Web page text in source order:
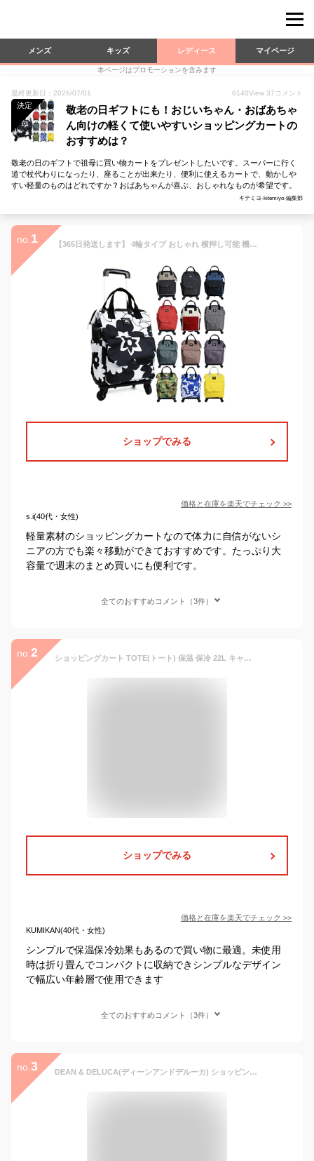
メンズ キッズ レディース マイページ
本ページはプロモーションを含みます
最終更新日：2026/07/01 6140View 37 コメント
決定
敬老の日ギフトにも！おじいちゃん・おばあちゃ
ん向けの軽くて使いやすいショッピングカートの
おすすめは？
敬老の日のギフトで祖母に買い物カートをプレゼントしたいです。スーパーに行く
道で杖代わりになったり、座ることが出来たり、便利に使えるカートで、動かしや
すい軽量のものはどれですか？おばあちゃんが喜ぶ、おしゃれなものが希望です。
キテミヨ-kitemiyo-編集部
no. 1 【365日発送します】 4輪タイプ おしゃれ 横押し可能 機内持ち込み 軽量 リュックキャリー バギング ショッピングキャリー ショッピングカート 2way 完成品 903
ショップでみる
価格と在庫を楽天でチェック >>
s.i(40代・女性)
軽量素材のショッピングカートなので体力に自信がないシ
ニアの方でも楽々移動ができておすすめです。たっぷり大
容量で週末のまとめ買いにも便利です。
全てのおすすめコメント（3件）
no. 2 ショッピングカート TOTE(トート) 保温 保冷 22L キャリーカート キャリーバッグ ショッピングバッグ 買い物カート 折りたたみ コンパクト 軽量 2WAY おしゃれ シンプル 無地 バイカラー 花柄 フラワー 母の日 ココロ COCORO 【送料無料】
ショップでみる
価格と在庫を楽天でチェック >>
KUMIKAN(40代・女性)
シンプルで保温保冷効果もあるので買い物に最適。未使用
時は折り畳んでコンパクトに収納できシンプルなデザイン
で幅広い年齢層で使用できます
全てのおすすめコメント（3件）
no. 3 DEAN & DELUCA(ディーンアンドデルーカ) ショッピングカート ブラック